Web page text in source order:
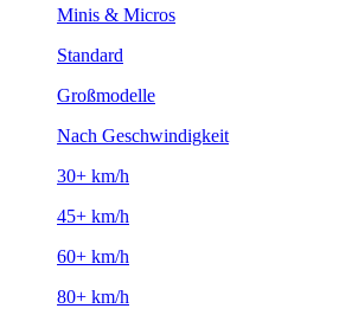
Minis & Micros
Standard
Großmodelle
Nach Geschwindigkeit
30+ km/h
45+ km/h
60+ km/h
80+ km/h